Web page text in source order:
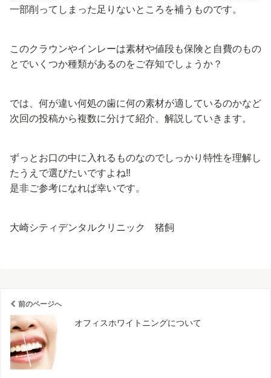
一部削ってしまった足りないところを補うものです。
このクラウンやインレーは素材や値段も保険と自費のもの
とでいくつか種類があるのをご存知でしょうか？
では、何が違い何処の歯に何の素材が適しているのかなど
次回の投稿から複数に分けて紹介、解説していきます。
ずっとお口の中に入れるものなのでしっかり特性を理解し
たうえで選びたいですよね‼︎
是非ご参考になれば幸いです。
大崎シティデンタルクリニック 猪飼
前のページへ
オフィスホワイトニングについて